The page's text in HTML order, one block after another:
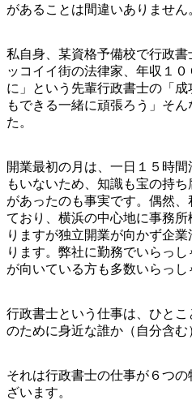
があることは間違いありません
私自身、某資格予備校で行政
ッコイイ街の法律家、年収１
に」という先輩行政書士の「
もできる一緒に頑張ろう」そ
た。
開業最初の月は、一日１５時
もいないため、知識も宝の持
があったのも事実です。偶然
ており、横浜の中心地に事務
りますが独立開業が向かず企
ります。弊社に勤務でいらっ
が向いている方も多数いらっし
行政書士という仕事は、ひと
のために身近な誰か（自分含む
それは行政書士の仕事が６つ
ざいます。